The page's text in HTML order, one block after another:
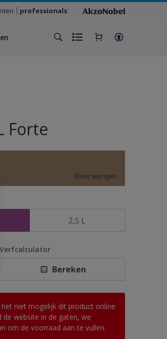
professionals
Forte
Kleur wijzigen
2,5 L
Verfcalculator
Bereken
niet mogelijk dit product online
de website in de gaten, we
om de voorraad aan te vullen.